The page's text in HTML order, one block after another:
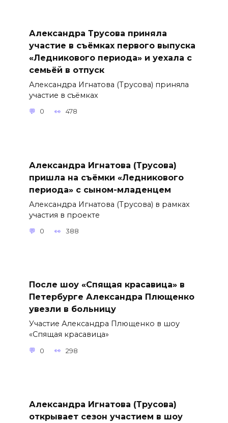
Александра Трусова приняла
участие в съёмках первого выпуска
«Ледникового периода» и уехала с
семьёй в отпуск
Александра Игнатова (Трусова) приняла
участие в съёмках
0 478
Александра Игнатова (Трусова)
пришла на съёмки «Ледникового
периода» с сыном-младенцем
Александра Игнатова (Трусова) в рамках
участия в проекте
0 388
После шоу «Спящая красавица» в
Петербурге Александра Плющенко
увезли в больницу
Участие Александра Плющенко в шоу
«Спящая красавица»
0 298
Александра Игнатова (Трусова)
открывает сезон участием в шоу